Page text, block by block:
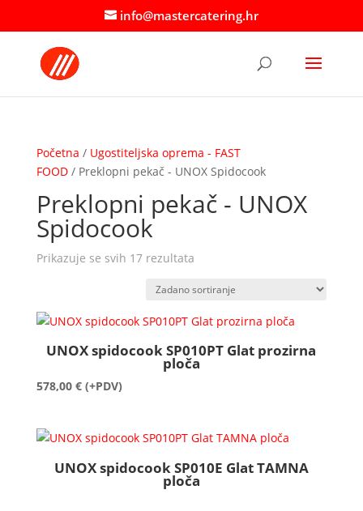
info@mastercatering.hr
Početna / Ugostiteljska oprema - FAST
FOOD/ Preklopni pekač - UNOX Spidocook
Preklopni pekač - UNOX
Spidocook
Prikazuje se svih 17 rezultata
UNOX spidocook SP010PT Glat prozirna
ploča
578,00 € (+PDV)
UNOX spidocook SP010E Glat TAMNA
ploča